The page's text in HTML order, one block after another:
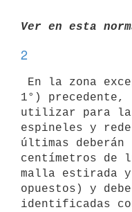
Ver en esta
2
1°) precedente,
utilizar para la
espineles y
últimas deberán
centímetros de
malla estirada
opuestos) y
identificadas